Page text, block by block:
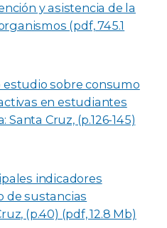
y asistencia de la
(pdf, 745.1
estudio sobre consumo
en estudiantes
Cruz, (p.126-145)
indicadores
de sustancias
(p.40) (pdf, 12.8 Mb)